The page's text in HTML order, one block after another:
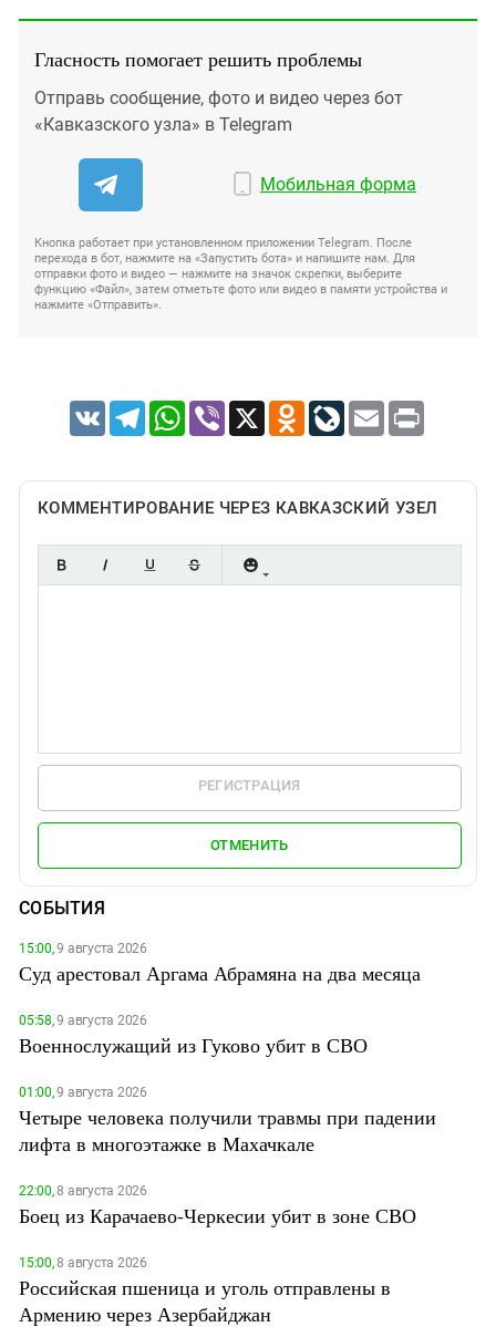
Гласность помогает решить проблемы
Отправь сообщение, фото и видео через бот
«Кавказского узла» в Telegram
Мобильная форма
Кнопка работает при установленном приложении Telegram. После
перехода в бот, нажмите на «Запустить бота» и напишите нам. Для
отправки фото и видео — нажмите на значок скрепки, выберите
функцию «Файл», затем отметьте фото или видео в памяти устройства и
нажмите «Отправить».
VK TelegramWhatsApp
Viber X Odnoklassniki
LiveJournal
Email Print
КОММЕНТИРОВАНИЕ ЧЕРЕЗ КАВКАЗСКИЙ УЗЕЛ
РЕГИСТРАЦИЯ
ОТМЕНИТЬ
СОБЫТИЯ
15:00,9 августа 2026
Суд арестовал Аргама Абрамяна на два месяца
05:58,9 августа 2026
Военнослужащий из Гуково убит в СВО
01:00,9 августа 2026
Четыре человека получили травмы при падении
лифта в многоэтажке в Махачкале
22:00,8 августа 2026
Боец из Карачаево-Черкесии убит в зоне СВО
15:00,8 августа 2026
Российская пшеница и уголь отправлены в
Армению через Азербайджан